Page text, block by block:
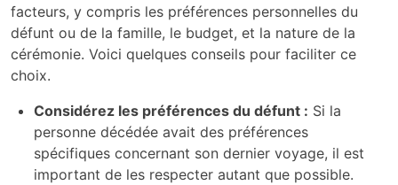
facteurs, y compris les préférences personnelles du
défunt ou de la famille, le budget, et la nature de la
cérémonie. Voici quelques conseils pour faciliter ce
choix.
Considérez les préférences du défunt : Si la
personne décédée avait des préférences
spécifiques concernant son dernier voyage, il est
important de les respecter autant que possible.